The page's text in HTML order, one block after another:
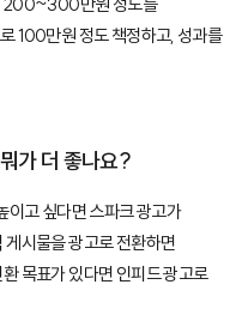
100만원 정도 책정하고, 성과를
가 더 좋나요?
이고 싶다면 스파크 광고가
게시물을 광고로 전환하면
목표가 있다면 인피드 광고로